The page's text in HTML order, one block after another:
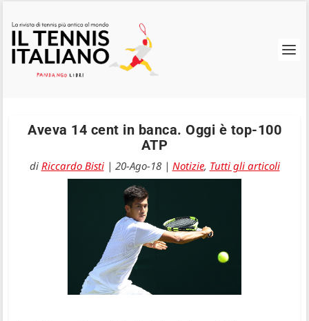
Aveva 14 cent in banca. Oggi è top-100
ATP
di Riccardo Bisti| 20-Ago-18| Notizie, Tutti gli articoli